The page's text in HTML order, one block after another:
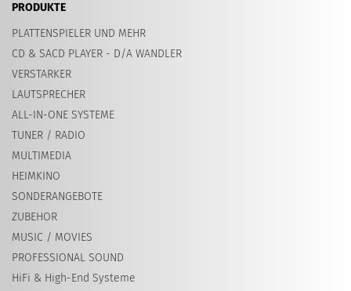
PRODUKTE
PLATTENSPIELER UND MEHR
CD & SACD PLAYER - D/A WANDLER
VERSTARKER
LAUTSPRECHER
ALL-IN-ONE SYSTEME
TUNER / RADIO
MULTIMEDIA
HEIMKINO
SONDERANGEBOTE
ZUBEHOR
MUSIC / MOVIES
PROFESSIONAL SOUND
HiFi & High-End Systeme